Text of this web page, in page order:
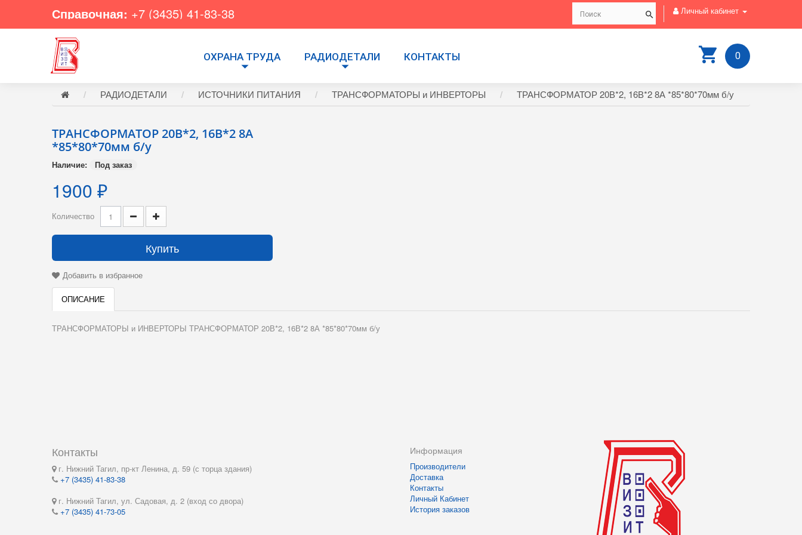
Справочная: +7 (3435) 41-83-38 Личный кабинет
0
ОХРАНА ТРУДА РАДИОДЕТАЛИ КОНТАКТЫ
РАДИОДЕТАЛИ ИСТОЧНИКИ ПИТАНИЯ ТРАНСФОРМАТОРЫ и ИНВЕРТОРЫ ТРАНСФОРМАТОР 20В*2, 16В*2 8А *85*80*70мм б/у
ТРАНСФОРМАТОР 20В*2, 16В*2 8А
*85*80*70мм б/у
Наличие: Под заказ
1900 ₽
Количество
Купить
Добавить в избранное
ОПИСАНИЕ
ТРАНСФОРМАТОРЫ и ИНВЕРТОРЫ ТРАНСФОРМАТОР 20В*2, 16В*2 8А *85*80*70мм б/у
Контакты
г. Нижний Тагил, пр-кт Ленина, д. 59 (с торца здания)
+7 (3435) 41-83-38
г. Нижний Тагил, ул. Садовая, д. 2 (вход со двора)
+7 (3435) 41-73-05
Информация
Производители
Доставка
Контакты
Личный Кабинет
История заказов